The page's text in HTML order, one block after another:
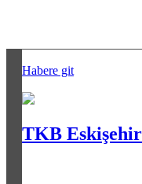
Habere git
TKB